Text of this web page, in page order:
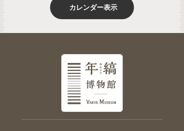
カレンダー表示